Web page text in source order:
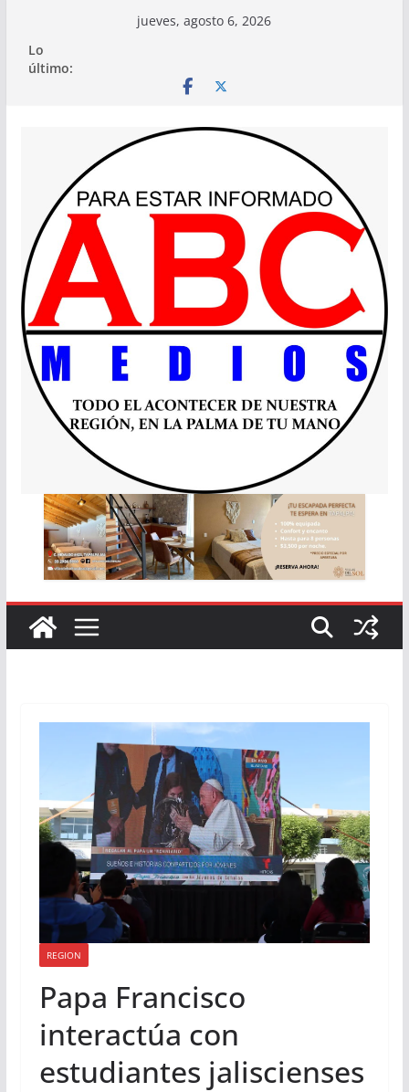
contenido
jueves, agosto 6, 2026
Lo
último:
REGION
Papa Francisco
interactúa con
estudiantes jaliscienses